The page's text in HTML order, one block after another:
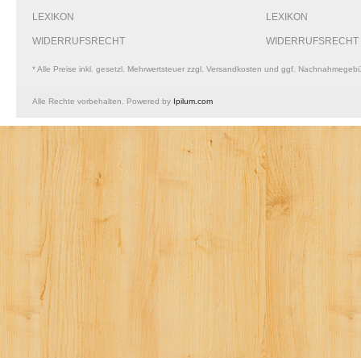
LEXIKON
WIDERRUFSRECHT
LEXIKON
WIDERRUFSRECHT
* Alle Preise inkl. gesetzl. Mehrwertsteuer zzgl. Versandkosten und ggf.
Alle Rechte vorbehalten. Powered by Ipilum.com